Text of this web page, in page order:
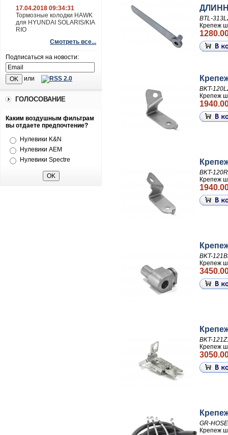
17.04.2018 09:34:31
Тормозные колодки HAWK
для HYUNDAI SOLARIS/KIA
RIO
Смотреть все...
Подписаться на новости:
или
ГОЛОСОВАНИЕ
Каким воздушным фильтрам
вы отдаете предпочтение?
Нулевики K&N
Нулевики AEM
Нулевики Spectre
BTL-
Крепеж
BKT-
Крепеж
BKT-
Крепеж
BKT-
Крепеж
BKT-
Крепеж
GR-HOSE
Крепеж